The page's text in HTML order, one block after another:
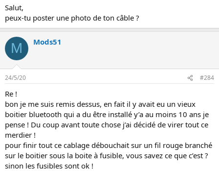
Salut,
peux-tu poster une photo de ton câble ?
M Mods51
24/5/20 #284
Re !
bon je me suis remis dessus, en fait il y avait eu un vieux
boitier bluetooth qui a du être installé y’a au moins 10 ans je
pense ! Du coup avant toute chose j’ai décidé de virer tout ce
merdier !
pour finir tout ce cablage débouchait sur un fil rouge branché
sur le boitier sous la boite à fusible, vous savez ce que c’est ?
sinon les fusibles sont ok !